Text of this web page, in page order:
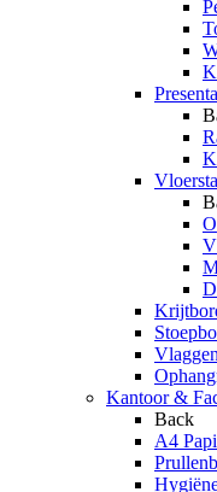
Kantoor &
Back
A4